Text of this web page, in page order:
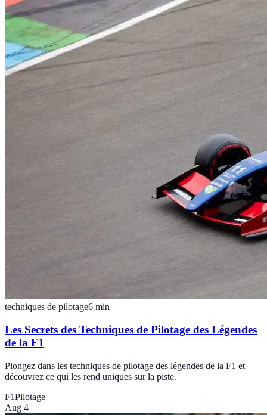
techniques de pilotage6 min
Les Secrets des Techniques de Pilotage des Légendes
de la F1
Plongez dans les techniques de pilotage des légendes de la F1 et
découvrez ce qui les rend uniques sur la piste.
F1Pilotage
Aug 4